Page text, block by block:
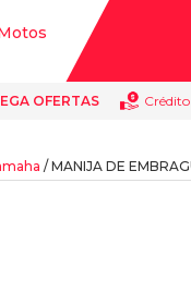
OFERTAS
/ MANIJA DE